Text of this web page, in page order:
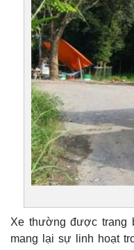
Xe thường được trang
mang lại sự linh hoạt